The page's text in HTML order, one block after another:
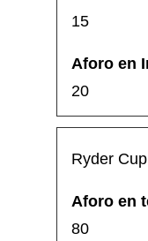
15
20
Ryder Cup
80